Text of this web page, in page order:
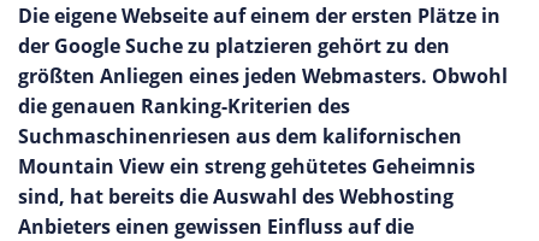
Die eigene Webseite auf einem der ersten Plätze in
der Google Suche zu platzieren gehört zu den
größten Anliegen eines jeden Webmasters. Obwohl
die genauen Ranking-Kriterien des
Suchmaschinenriesen aus dem kalifornischen
Mountain View ein streng gehütetes Geheimnis
sind, hat bereits die Auswahl des Webhosting
Anbieters einen gewissen Einfluss auf die